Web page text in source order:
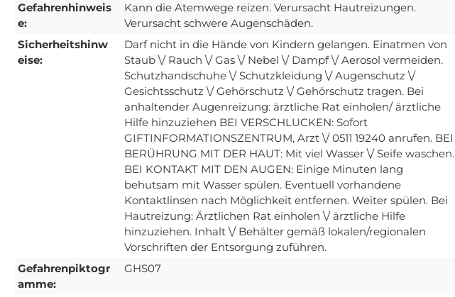
Gefahrenhinweis
e:
Kann die Atemwege reizen. Verursacht Hautreizungen.
Verursacht schwere Augenschäden.
Sicherheitshinw
eise:
Darf nicht in die Hände von Kindern gelangen. Einatmen von
Staub \/ Rauch \/ Gas \/ Nebel \/ Dampf \/ Aerosol vermeiden.
Schutzhandschuhe \/ Schutzkleidung \/ Augenschutz \/
Gesichtsschutz \/ Gehörschutz \/ Gehörschutz tragen. Bei
anhaltender Augenreizung: ärztliche Rat einholen/ ärztliche
Hilfe hinzuziehen BEI VERSCHLUCKEN: Sofort
GIFTINFORMATIONSZENTRUM, Arzt \/ 0511 19240 anrufen. BEI
BERÜHRUNG MIT DER HAUT: Mit viel Wasser \/ Seife waschen.
BEI KONTAKT MIT DEN AUGEN: Einige Minuten lang
behutsam mit Wasser spülen. Eventuell vorhandene
Kontaktlinsen nach Möglichkeit entfernen. Weiter spülen. Bei
Hautreizung: Ärztlichen Rat einholen \/ ärztliche Hilfe
hinzuziehen. Inhalt \/ Behälter gemäß lokalen/regionalen
Vorschriften der Entsorgung zuführen.
Gefahrenpiktogr
amme:
GHS07